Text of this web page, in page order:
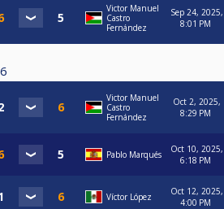
Victor Manuel
Castro
Fernández
Sep 24, 2025,
8:01 PM
6
Victor Manuel
Castro
Fernández
Oct 2, 2025,
8:29 PM
Pablo Marqués
Oct 10, 2025,
6:18 PM
Víctor López
Oct 12, 2025,
4:00 PM